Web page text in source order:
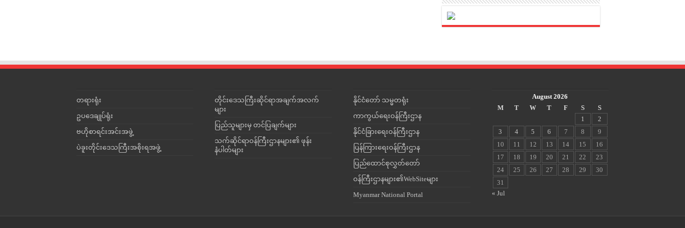
တရားရုံး
ဥပဒေချုပ်ရုံး
ဗဟိုစာရင်းအင်းအဖွဲ့
ပဲခူးတိုင်းဒေသကြီးအစိုးရအဖွဲ့
တိုင်းဒေသကြီးဆိုင်ရာအချက်အလက်
များ
ပြည်သူများမှ တင်ပြချက်များ
သက်ဆိုင်ရာဝန်ကြီးဌာနများ၏ ဖုန်း
နံပါတ်များ
နိုင်ငံတော် သမ္မတရုံး
ကာကွယ်ရေးဝန်ကြီးဌာန
နိုင်ငံခြားရေးဝန်ကြီးဌာန
ပြန်ကြားရေးဝန်ကြီးဌာန
ပြည်ထောင်စုလွှတ်တော်
ဝန်ကြီးဌာနများ၏WebSiteများ
Myanmar National Portal
August 2026
M
T W T F S
S
1
2
3
4 5 6 7 8
9
10
11 12 13 14 15
16
17
18 19 20 21 22
23
24
25 26 27 28 29
30
31
« Jul